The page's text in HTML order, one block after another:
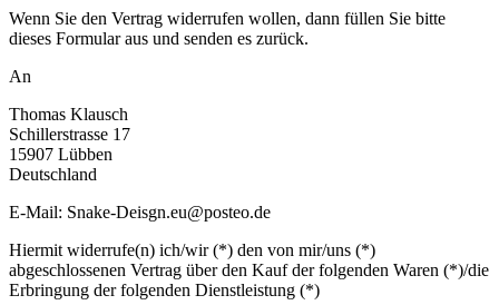
Wenn Sie den Vertrag widerrufen wollen, dann füllen Sie bitte
dieses Formular aus und senden es zurück.
An
Thomas Klausch
Schillerstrasse 17
15907 Lübben
Deutschland
E-Mail: Snake-Deisgn.eu@posteo.de
Hiermit widerrufe(n) ich/wir (*) den von mir/uns (*)
abgeschlossenen Vertrag über den Kauf der folgenden Waren (*)/die
Erbringung der folgenden Dienstleistung (*)